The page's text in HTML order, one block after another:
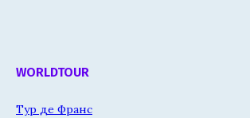
WORLDTOUR
Тур де Франс